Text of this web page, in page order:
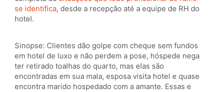
se identifica, desde a recepção até a equipe de RH do
hotel.
Sinopse: Clientes dão golpe com cheque sem fundos
em hotel de luxo e não perdem a pose, hóspede nega
ter retirado toalhas do quarto, mas elas são
encontradas em sua mala, esposa visita hotel e quase
encontra marido hospedado com a amante. Essas e